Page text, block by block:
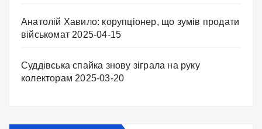
Анатолій Хавило: корупціонер, що зумів продати
військомат 2025-04-15
Суддівська спайка знову зіграла на руку
колекторам 2025-03-20